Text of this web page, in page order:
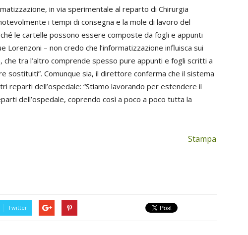
in via sperimentale al reparto di Chirurgia
i tempi di consegna e la mole di lavoro del
le cartelle possono essere composte da fogli e appunti
Lorenzoni – non credo che l’informatizzazione influisca sui
che tra l’altro comprende spesso pure appunti e fogli scritti a
sostituiti”. Comunque sia, il direttore conferma che il sistema
reparti dell’ospedale: “Stiamo lavorando per estendere il
dell’ospedale, coprendo così a poco a poco tutta la
Stampa
Twitter